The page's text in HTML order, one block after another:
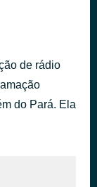
de rádio
do Pará. Ela